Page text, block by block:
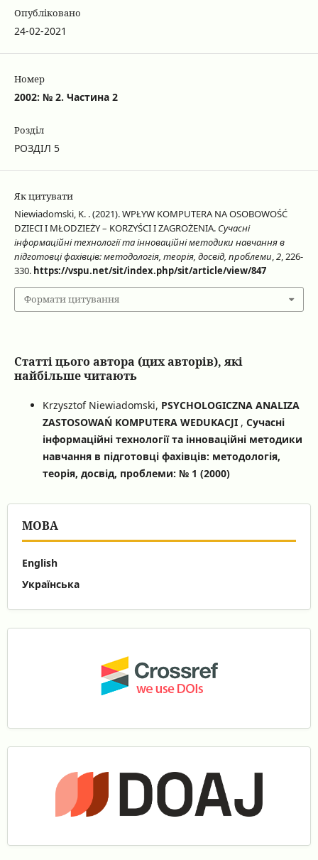
Опубліковано
24-02-2021
Номер
2002: № 2. Частина 2
Розділ
РОЗДІЛ 5
Як цитувати
Niewiadomski, K. . (2021). WPŁYW KOMPUTERA NA OSOBOWOŚĆ
DZIECI I MŁODZIEŻY – KORZYŚCI I ZAGROŻENIA. Сучасні
інформаційні технології та інноваційні методики навчання в
підготовці фахівців: методологія, теорія, досвід, проблеми,2, 226-
330. https://vspu.net/sit/index.php/sit/article/view/847
Формати цитування
Статті цього автора (цих авторів), які
найбільше читають
Krzysztof Niewiadomski, PSYCHOLOGICZNA ANALIZA
ZASTOSOWAŃ KOMPUTERA WEDUKACJI , Сучасні
інформаційні технології та інноваційні методики
навчання в підготовці фахівців: методологія,
теорія, досвід, проблеми: № 1 (2000)
МОВА
English
Українська